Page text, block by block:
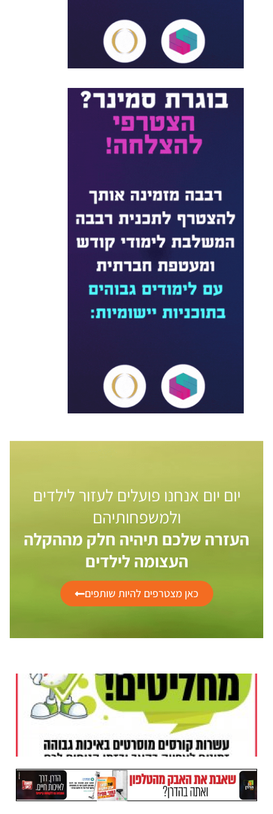
יום יום אנחנו פועלים לעזור לילדים
ולמשפחותיהם
העזרה שלכם תיהיה חלק מההקלה
העצומה לילדים
כאן מצטרפים להיות שותפים